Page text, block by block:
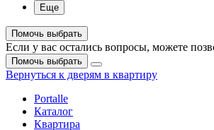
Еще
Помочь выбрать
Если у вас остались вопросы, можете
Помочь выбрать
Вернуться к дверям в квартиру
Portalle
Каталог
Квартира